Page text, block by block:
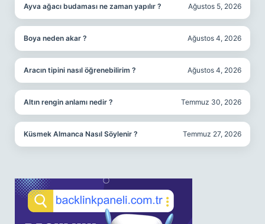
Ayva ağacı budaması ne zaman yapılır ? Ağustos 5, 2026
Boya neden akar ? Ağustos 4, 2026
Aracın tipini nasıl öğrenebilirim ? Ağustos 4, 2026
Altın rengin anlamı nedir ? Temmuz 30, 2026
Küsmek Almanca Nasıl Söylenir ? Temmuz 27, 2026